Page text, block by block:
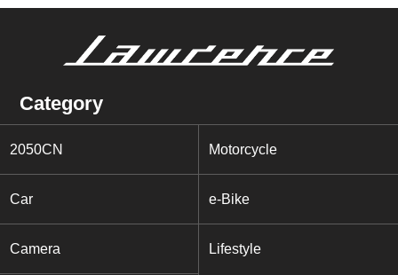
Category
2050CN Motorcycle
Car e-Bike
Camera Lifestyle